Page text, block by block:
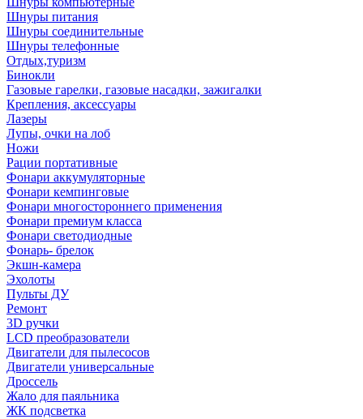
Шнуры питания
Шнуры соединительные
Шнуры телефонные
Отдых,туризм
Бинокли
Газовые гарелки, газовые насадки, зажигалки
Крепления, аксессуары
Лазеры
Лупы, очки на лоб
Ножи
Рации портативные
Фонари аккумуляторные
Фонари кемпинговые
Фонари многостороннего применения
Фонари премиум класса
Фонари светодиодные
Фонарь- брелок
Экшн-камера
Эхолоты
Пульты ДУ
Ремонт
3D ручки
LCD преобразователи
Двигатели для пылесосов
Двигатели универсальные
Дроссель
Жало для паяльника
ЖК подсветка